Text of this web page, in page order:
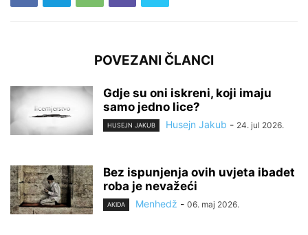
POVEZANI ČLANCI
Gdje su oni iskreni, koji imaju
samo jedno lice?
HUSEJN JAKUB Husejn Jakub - 24. jul 2026.
Bez ispunjenja ovih uvjeta ibadet
roba je nevažeći
AKIDA Menhedž - 06. maj 2026.